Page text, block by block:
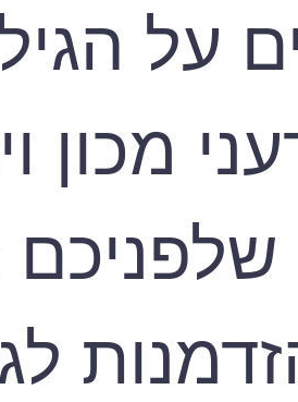
על
מכון
שלפניכם